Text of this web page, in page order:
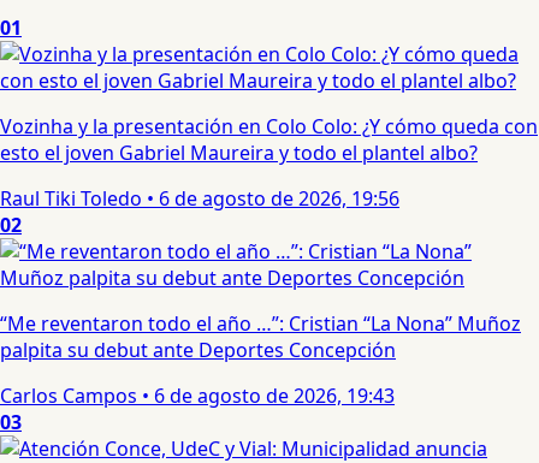
01
Vozinha y la presentación en Colo Colo: ¿Y cómo queda con
esto el joven Gabriel Maureira y todo el plantel albo?
Raul Tiki Toledo • 6 de agosto de 2026, 19:56
02
“Me reventaron todo el año …”: Cristian “La Nona” Muñoz
palpita su debut ante Deportes Concepción
Carlos Campos • 6 de agosto de 2026, 19:43
03